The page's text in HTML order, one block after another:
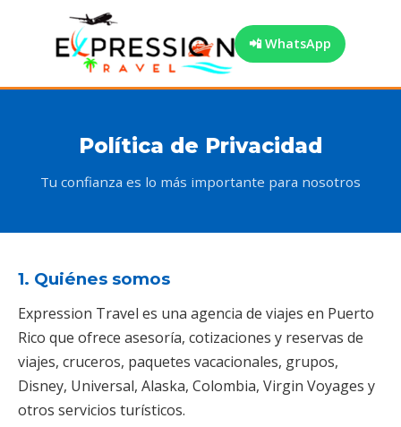
📲 WhatsApp
Política de Privacidad
Tu confianza es lo más importante para nosotros
1. Quiénes somos
Expression Travel es una agencia de viajes en Puerto
Rico que ofrece asesoría, cotizaciones y reservas de
viajes, cruceros, paquetes vacacionales, grupos,
Disney, Universal, Alaska, Colombia, Virgin Voyages y
otros servicios turísticos.